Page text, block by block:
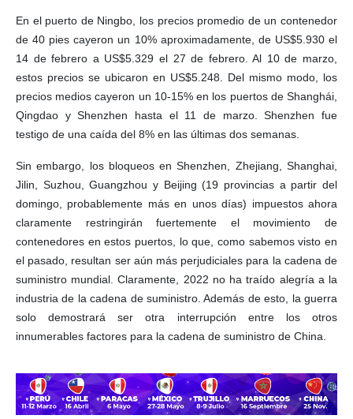
En el puerto de Ningbo, los precios promedio de un contenedor
de 40 pies cayeron un 10% aproximadamente, de US$5.930 el
14 de febrero a US$5.329 el 27 de febrero. Al 10 de marzo,
estos precios se ubicaron en US$5.248. Del mismo modo, los
precios medios cayeron un 10-15% en los puertos de Shanghái,
Qingdao y Shenzhen hasta el 11 de marzo. Shenzhen fue
testigo de una caída del 8% en las últimas dos semanas.
Sin embargo, los bloqueos en Shenzhen, Zhejiang, Shanghai,
Jilin, Suzhou, Guangzhou y Beijing (19 provincias a partir del
domingo, probablemente más en unos días) impuestos ahora
claramente restringirán fuertemente el movimiento de
contenedores en estos puertos, lo que, como sabemos visto en
el pasado, resultan ser aún más perjudiciales para la cadena de
suministro mundial. Claramente, 2022 no ha traído alegría a la
industria de la cadena de suministro. Además de esto, la guerra
solo demostrará ser otra interrupción entre los otros
innumerables factores para la cadena de suministro de China.